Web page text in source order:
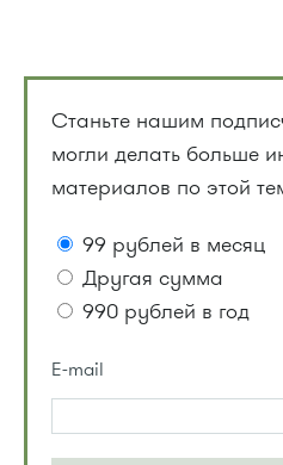
Станьте нашим
могли делать больше
материалов по этой
99 рублей в месяц
Другая сумма
990 рублей в год
E-mail